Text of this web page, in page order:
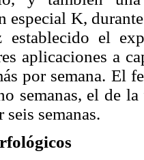
especial K,
el
aplicaciones a
por semana. El
semanas, el de
semanas.